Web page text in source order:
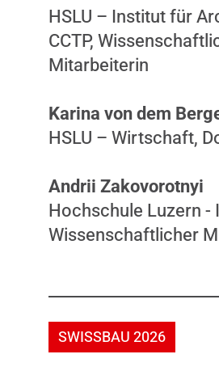
HSLU – Institut für
CCTP,
Mitarbeiterin
Karina von dem
HSLU – Wirtschaft,
Andrii Zakovorotnyi
Hochschule Luzern -
Wissenschaftlicher
SWISSBAU 2026